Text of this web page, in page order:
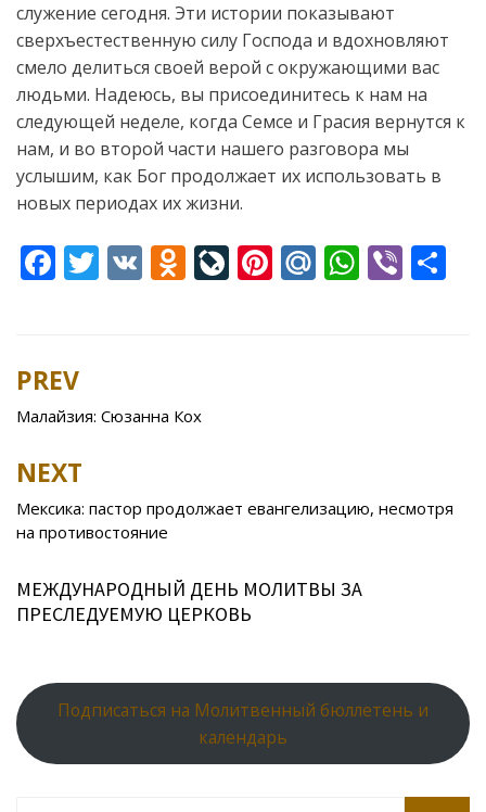
служение сегодня. Эти истории показывают
сверхъестественную силу Господа и вдохновляют
смело делиться своей верой с окружающими вас
людьми. Надеюсь, вы присоединитесь к нам на
следующей неделе, когда Семсе и Грасия вернутся к
нам, и во второй части нашего разговора мы
услышим, как Бог продолжает их использовать в
новых периодах их жизни.
F
b
o
o
k
T V O
kl
as
ni
Li
al
Pi M W Vi
Post
navigation
PREV
Малайзия: Сюзанна Кох
NEXT
Мексика: пастор продолжает евангелизацию, несмотря
на противостояние
МЕЖДУНАРОДНЫЙ ДЕНЬ МОЛИТВЫ ЗА
ПРЕСЛЕДУЕМУЮ ЦЕРКОВЬ
Подписаться на Молитвенный бюллетень и
календарь